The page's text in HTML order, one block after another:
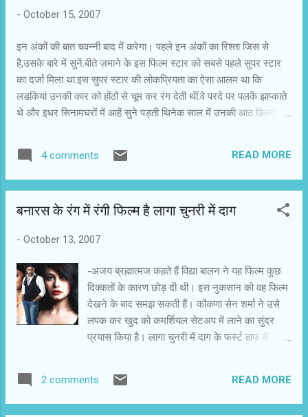
ताकत की कमी महसूस होती है, क्योंकि मर्यादा की आड में उनके पंख नोच लिए
- October 15, 2007
इन अंकों की बात चवन्नी बाद में करेगा। पहले इन अंकों का रिश्ता जिस से
है,उसके बारे में सुनें.बीते ज़माने के इस फिल्म स्टार को सबसे पहले सुपर स्टार
का दर्जा मिला था.इस सुपर स्टार की लोकप्रियता का ऐसा आलम था कि
लडकियां उनकी कार को होंठों से चूम कर रंग देती थीं.वे परदे पर पलकें झाप्काते
थे और इधर सिनामघरों में आहें सुने पड़ती थिनेक साल में उनकी आठ फ़िल्में हुई
कर सभी को चौंका दिया था। चवन्नी को lag रह है कि आप उस सत्र को
पहचान गए हैं.आप नाम बताएं,इसके पहले चवन्नी ही बता देना चाहता है कि सुपर
आपका मन खट्टा हो सकता है.लेकिन यह सच है.पिछले शनिवार १३ अक्टूबर
था.राजेश खन्ना को ही क्लैप देना था.वहाँ राज बब्बर और शत्रुघ्न सिन्हा भी आये
थे.किस्सा यूं हुआ कि राजेश खन्ना उर्फ़ काका अन्दर हॉल में जाकर बैठ
गए.मज़बूरी और आद...
4 comments READ MORE
बनारस के रंग में रंगी फिल्म है लागा चुनरी में दाग
- October 13, 2007
-अजय ब्रह्मात्मज कहते हैं विद्या बालन ने यह फिल्म कुछ
दिक्कतों के कारण छोड़ दी थी। इस नुकसान को वह फिल्म
देखने के बाद समझ सकती हैं। कोंकणा सेन शर्मा ने उसे
लपक कर खुद को कमर्शियल सेटअप में लाने का सुंदर
प्रयास किया है। लागा चुनरी में दाग के फ‌र्स्ट हाफ में
सरकार ने चित्रित किया है। पुश्तैनी अमीरी गंवाने के बाद
बदहाल जिंदगी जी रहे एक मध्यवर्गीय परिवार की बड़ी
2 comments READ MORE